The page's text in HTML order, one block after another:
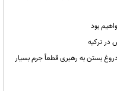
بود
بستن به رهبری قطعاً جرم بسیار